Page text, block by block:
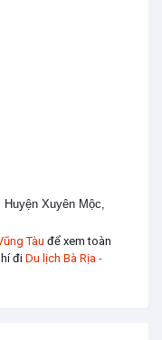
Xuyên Mộc,
Tàu để xem toàn
đi Du lịch Bà Rịa -